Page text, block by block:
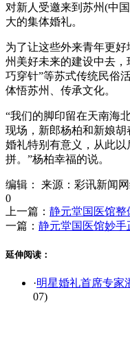
对新人受邀来到苏州(中
大的集体婚礼。
为了让这些外来青年更
州美好未来的建设中去，
巧穿针”等苏式传统民俗
体悟苏州、传承文化。
“我们的脚印留在天南海
现场，新郎杨柏和新娘
婚礼特别有意义，从此
拼。”杨柏幸福的说。
编辑： 来源：彩讯新闻
0
上一篇： 静元堂国医馆整
一篇： 静元堂国医馆妙手
延伸阅读：
·明星婚礼首席专家
07)